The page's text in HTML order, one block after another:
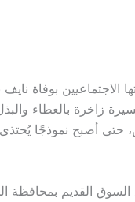
الاجتماعيين بوفاة
زاخرة بالعطاء
حتى أصبح نموذجًا
القديم بمحافظة